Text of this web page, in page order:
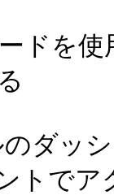
ドを使
ダッ
トでア